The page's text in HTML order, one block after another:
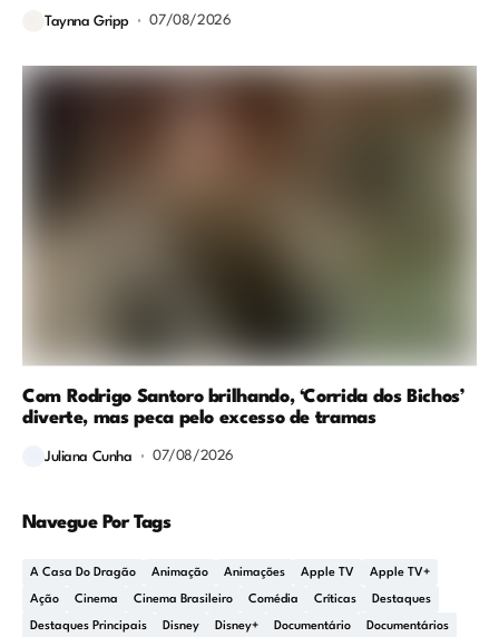
Taynna Gripp 07/08/2026
Com Rodrigo Santoro brilhando, ‘Corrida dos Bichos’
diverte, mas peca pelo excesso de tramas
Juliana Cunha 07/08/2026
Navegue Por Tags
A Casa Do Dragão Animação Animações Apple TV Apple TV+
Ação Cinema Cinema Brasileiro Comédia Críticas Destaques
Destaques Principais Disney Disney+ Documentário Documentários